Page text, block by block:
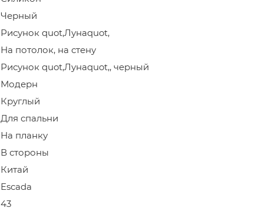
Черный
Рисунок quot,Лунаquot,
На потолок, на стену
Рисунок quot,Лунаquot,, черный
Модерн
Круглый
Для спальни
На планку
В стороны
Китай
Escada
43